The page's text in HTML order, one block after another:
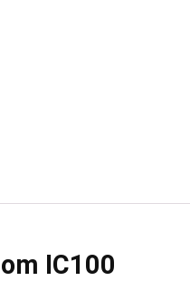
IC100